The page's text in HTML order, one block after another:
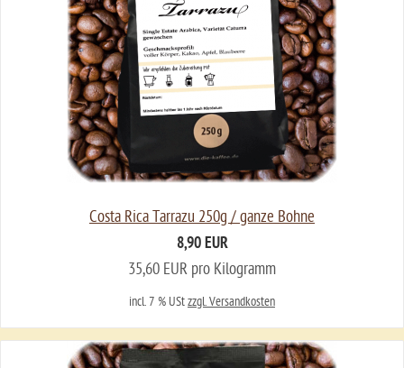
Costa Rica Tarrazu 250g / ganze Bohne
8,90 EUR
35,60 EUR pro Kilogramm
incl. 7 % UStzzgl. Versandkosten